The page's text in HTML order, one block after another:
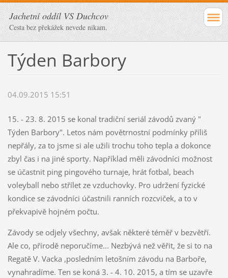
Jachetní oddíl VS Duchcov
Cesta bez překážek nevede nikam.
Týden Barbory
04.09.2015 15:51
15. - 23. 8. 2015 se konal tradiční seriál závodů zvaný "
Týden Barbory". Letos nám povětrnostní podmínky příliš
nepřály, za to jsme si ale užili trochu toho tepla a dokonce
zbyl čas i na jiné sporty. Například měli závodníci možnost
se účastnit ping pingového turnaje, hrát fotbal, beach
voleyball nebo střílet ze vzduchovky. Pro udržení fyzické
kondice se závodníci účastnili ranních rozcviček, a to v
překvapivě hojném počtu.
Závody se odjely všechny, avšak některé téměř v bezvětří.
Ale co, přírodě neporučíme... Nezbývá než věřit, že si to na
Regatě V. Vacka ,posledním letošním závodu na Barboře,
vynahradíme. Ten se koná 3. - 4. 10. 2015, a tím se uzavře